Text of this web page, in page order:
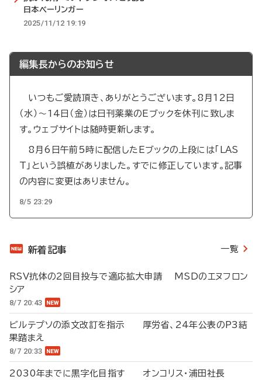
日本べーリンガー
2025/11/12 19:19
編集長からのお知らせ
いつもご愛読頂き、ありがとうございます。8月12日
（水）～14日（金）は日刊薬業のEブックを休刊に致しま
す。ウェブサイトは随時更新します。
8月6日午前5時に配信したEブックの上段には「LAS
T」という誤植がありました。すでに修正しています。記事
の内容に変更はありません。
8/5 23:29
新着記事 一覧
RSV抗体の2回目投与で適応拡大申請 MSDのエヌフロン
シア
8/7 20:43
ビルテプソの添文改訂を指示 厚労省、24年公表のP3結
果踏まえ
8/7 20:33
2030年までに黒字化目指す オンコリス・浦田社長